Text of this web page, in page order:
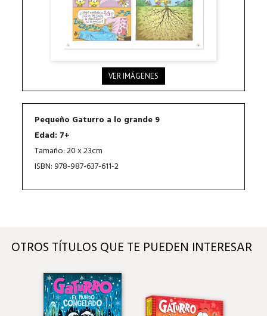
VER IMÁGENES
Pequeño Gaturro a lo grande 9
Edad: 7+
Tamaño: 20 x 23cm
ISBN: 978-987-637-611-2
OTROS TÍTULOS QUE TE PUEDEN INTERESAR